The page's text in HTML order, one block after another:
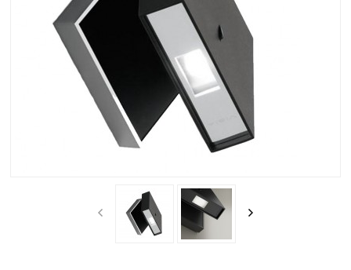
AKTUALNOSCI
STREFA-PROJEKTANTA